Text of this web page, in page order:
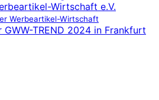
Werbeartikel-Wirtschaft
TREND 2024 in Frankfurt